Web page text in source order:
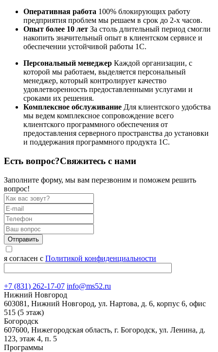
Оперативная работа 100% блокирующих работу
предприятия проблем мы решаем в срок до 2-х часов.
Опыт более 10 лет За столь длительный период смогли
накопить значительный опыт в клиентском сервисе и
обеспечении устойчивой работы 1С.
Персональный менеджер Каждой организации, с
которой мы работаем, выделяется персональный
менеджер, который контролирует качество
удовлетворенность предоставленными услугами и
сроками их решения.
Комплексное обслуживание Для клиентского удобства
мы ведем комплексное сопровождение всего
клиентского программного обеспечения от
предоставления серверного пространства до установки
и поддержания программного продукта 1С.
Есть вопрос?Свяжитесь с нами
Заполните форму, мы вам перезвоним и поможем решить
вопрос!
Отправить
я согласен с Политикой конфиденциальности
+7 (831) 262-17-07 info@ms52.ru
Нижний Новгород
603081, Нижний Новгород, ул. Нартова, д. 6, корпус 6, офис
515 (5 этаж)
Богородск
607600, Нижегородская область, г. Богородск, ул. Ленина, д.
123, этаж 4, п. 5
Программы